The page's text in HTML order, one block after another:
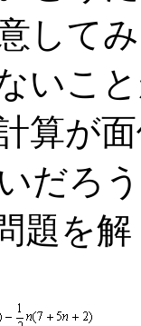
して
いこ
算が
だろ
題を解